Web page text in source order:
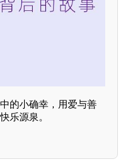
的小确幸，用爱与善
乐源泉。